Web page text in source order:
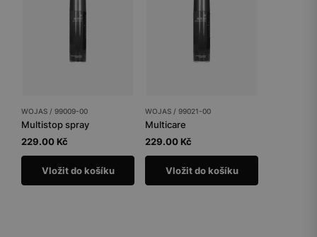
WOJAS / 99009-00
Multistop spray
229.00 Kč
Vložit do košíku
WOJAS / 99021-00
Multicare
229.00 Kč
Vložit do košíku